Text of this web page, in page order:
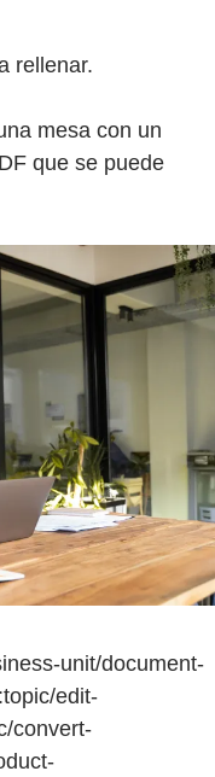
rellenar.
mesa con un
que se puede
unit/document-
edit-
convert-